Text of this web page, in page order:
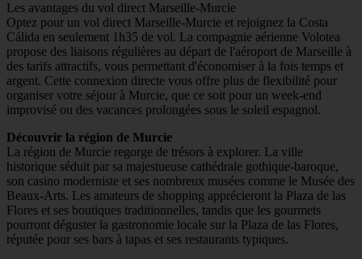
Les avantages du vol direct Marseille-Murcie
Optez pour un vol direct Marseille-Murcie et rejoignez la Costa
Cálida en seulement 1h35 de vol. La compagnie aérienne Volotea
propose des liaisons régulières au départ de l'aéroport de Marseille à
des tarifs attractifs, vous permettant d'économiser à la fois temps et
argent. Cette connexion directe vous offre plus de flexibilité pour
organiser votre séjour à Murcie, que ce soit pour un week-end
improvisé ou des vacances prolongées sous le soleil espagnol.
Découvrir la région de Murcie
La région de Murcie regorge de trésors à explorer. La ville
historique séduit par sa majestueuse cathédrale gothique-baroque,
son casino moderniste et ses nombreux musées comme le Musée des
Beaux-Arts. Les amateurs de shopping apprécieront la Plaza de las
Flores et ses boutiques traditionnelles, tandis que les gourmets
pourront déguster la gastronomie locale sur la Plaza de las Flores,
réputée pour ses bars à tapas et ses restaurants typiques.